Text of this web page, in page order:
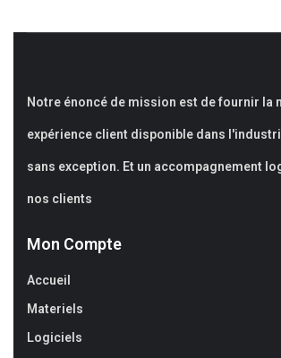
Notre énoncé de mission est de fournir la
expérience client disponible dans
sans exception. Et un accompagnement
nos clients
Mon Compte
Accueil
Materiels
Logiciels